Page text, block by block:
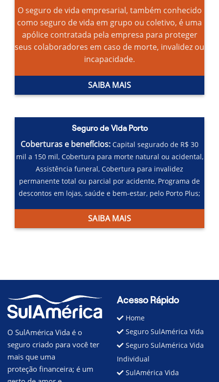
O seguro de vida empresarial, também conhecido
como seguro de vida em grupo ou coletivo, é uma
apólice contratada pela empresa para proteger
seus colaboradores em caso de morte, invalidez ou
incapacidade.
SAIBA MAIS
Seguro de Vida Porto
Coberturas e benefícios: Capital segurado de R$ 30
mil a 150 mil, Cobertura para morte natural ou acidental,
Assistência funeral,Cobertura para invalidez
permanente total ou parcial por acidente, Programa de
descontos em lojas, saúde e bem-estar, pelo Porto Plus;
SAIBA MAIS
O SulAmérica Vida é o
seguro criado para você ter
mais que uma
proteção financeira; é um
Acesso Rápido
Home
Seguro SulAmérica Vida
Seguro SulAmérica Vida
Individual
SulAmérica Vida